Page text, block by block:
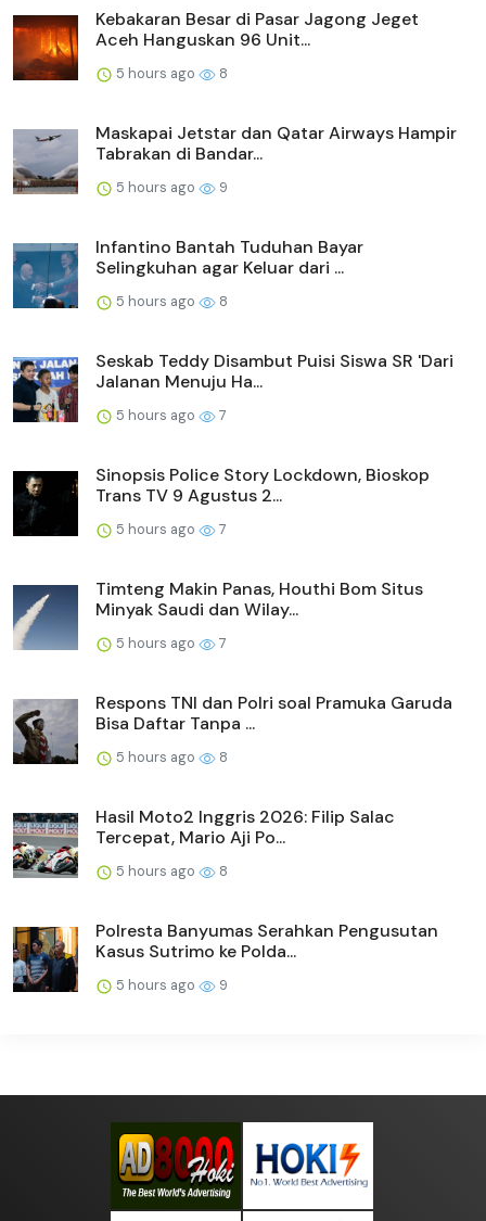
Kebakaran Besar di Pasar Jagong Jeget
Aceh Hanguskan 96 Unit...
5 hours ago 8
Maskapai Jetstar dan Qatar Airways Hampir
Tabrakan di Bandar...
5 hours ago 9
Infantino Bantah Tuduhan Bayar
Selingkuhan agar Keluar dari ...
5 hours ago 8
Seskab Teddy Disambut Puisi Siswa SR 'Dari
Jalanan Menuju Ha...
5 hours ago 7
Sinopsis Police Story Lockdown, Bioskop
Trans TV 9 Agustus 2...
5 hours ago 7
Timteng Makin Panas, Houthi Bom Situs
Minyak Saudi dan Wilay...
5 hours ago 7
Respons TNI dan Polri soal Pramuka Garuda
Bisa Daftar Tanpa ...
5 hours ago 8
Hasil Moto2 Inggris 2026: Filip Salac
Tercepat, Mario Aji Po...
5 hours ago 8
Polresta Banyumas Serahkan Pengusutan
Kasus Sutrimo ke Polda...
5 hours ago 9